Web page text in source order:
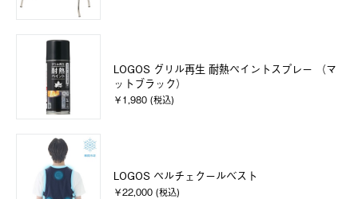
LOGOS グリル再生 耐熱ペイントスプレー （マ
ットブラック）
￥1,980 (税込)
LOGOS ペルチェクールベスト
￥22,000 (税込)